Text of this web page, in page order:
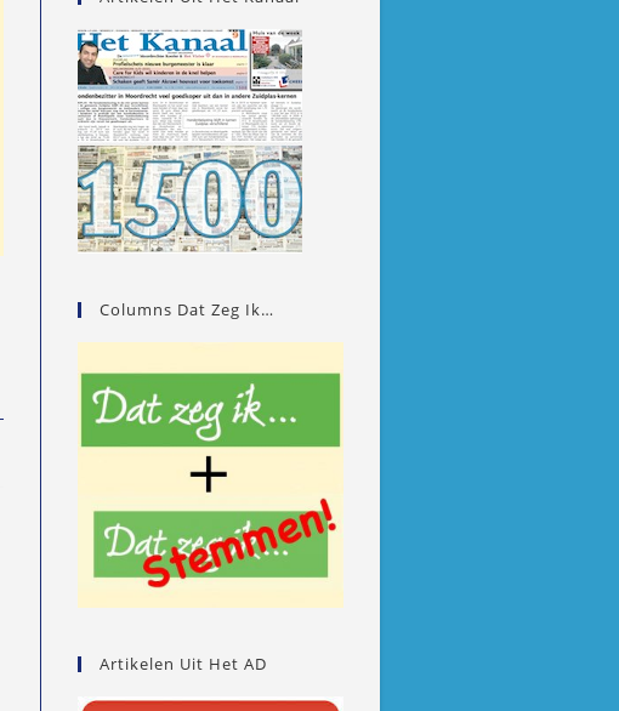
Columns Dat Zeg Ik…
Artikelen Uit Het AD